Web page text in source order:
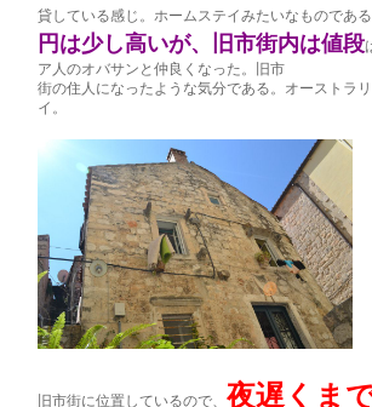
貸している感じ。ホームステイみたいなものである
円は少し高いが、旧市街内は値段
ア人のオバサンと仲良くなった。旧市
街の住人になったような気分である。オーストラ
イ。
旧市街に位置しているので、夜遅くま